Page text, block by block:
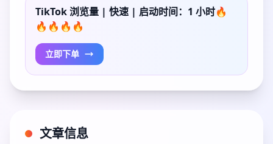
TikTok 浏览量 | 快速 | 启动时间：1 小时🔥
🔥🔥🔥🔥
立即下单
文章信息